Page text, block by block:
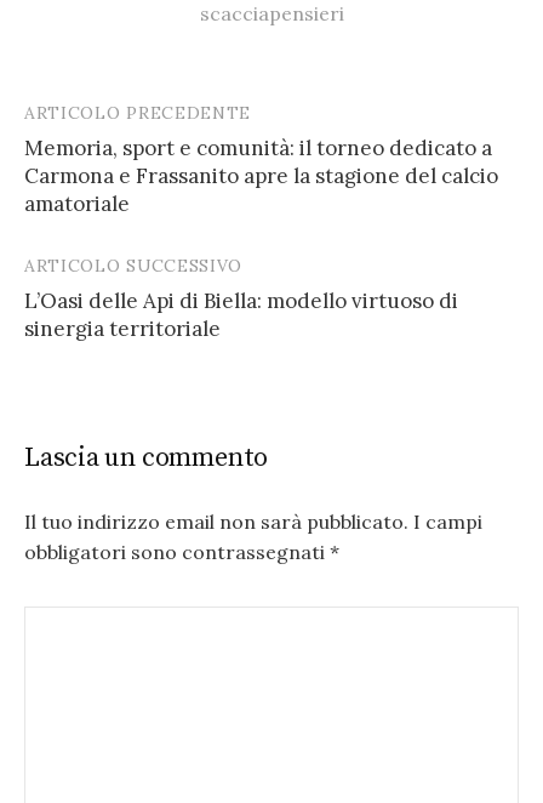
scacciapensieri
Post
navigation
ARTICOLO PRECEDENTE
Memoria, sport e comunità: il torneo dedicato a
Carmona e Frassanito apre la stagione del calcio
amatoriale
ARTICOLO SUCCESSIVO
L’Oasi delle Api di Biella: modello virtuoso di
sinergia territoriale
Lascia un commento
Il tuo indirizzo email non sarà pubblicato. I campi
obbligatori sono contrassegnati *